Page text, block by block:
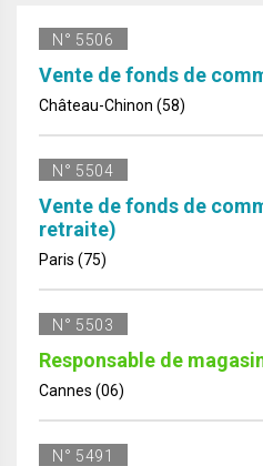
N° 5506
Vente de fonds de
Château-Chinon (58)
N° 5504
Vente de fonds de
retraite)
Paris (75)
N° 5503
Responsable de
Cannes (06)
N° 5491